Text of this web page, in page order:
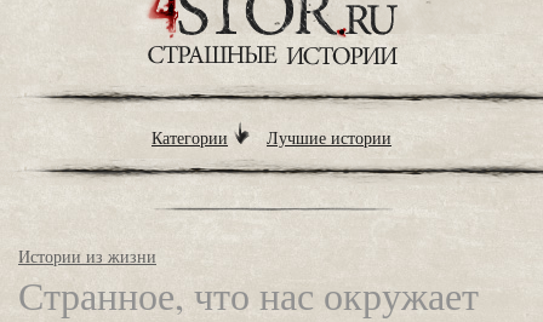
Категории Лучшие истории
Истории из жизни
Странное, что нас окружает